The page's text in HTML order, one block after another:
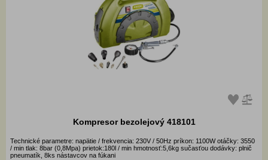
Kompresor bezolejový 418101
Technické parametre: napätie / frekvencia: 230V / 50Hz príkon: 1100W otáčky: 3550
/ min tlak: 8bar (0,8Mpa) prietok:180l / min hmotnosť:5,6kg sučasťou dodávky: plnič
pneumatík, 8ks nástavcov na fúkani